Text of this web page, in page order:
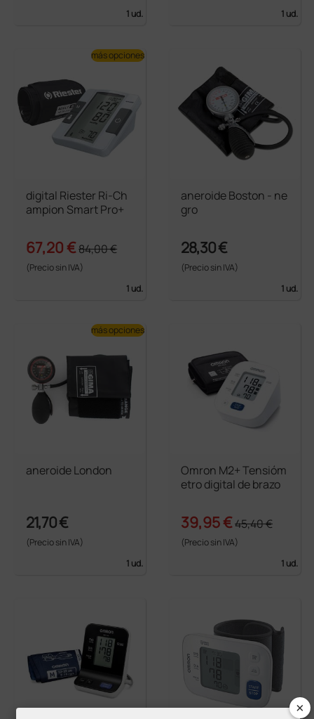
1 ud.
1 ud.
digital Riester Ri-Ch
ampion Smart Pro+
67,20 €84,00 €
(Precio sin IVA)
1 ud.
más opciones
aneroide Boston - ne
gro
28,30 €
(Precio sin IVA)
1 ud.
aneroide London
21,70 €
(Precio sin IVA)
1 ud.
más opciones
Omron M2+ Tensióm
etro digital de brazo
39,95 €45,40 €
(Precio sin IVA)
1 ud.
×